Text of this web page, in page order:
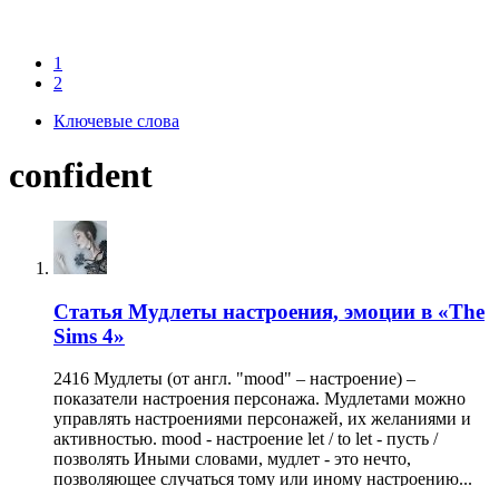
1
2
Ключевые слова
confident
Статья Мудлеты настроения, эмоции в «The
Sims 4»
2416 Мудлеты (от англ. "mood" – настроение) –
показатели настроения персонажа. Мудлетами можно
управлять настроениями персонажей, их желаниями и
активностью. mood - настроение let / to let - пусть /
позволять Иными словами, мудлет - это нечто,
позволяющее случаться тому или иному настроению...